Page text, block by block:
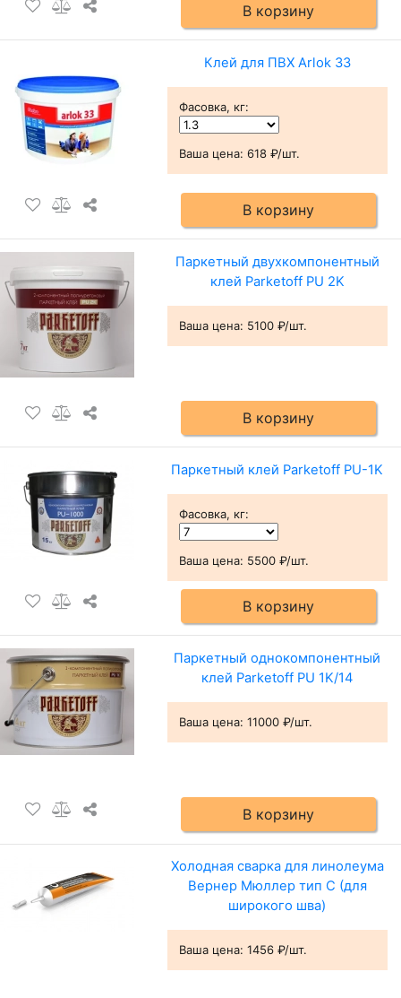
В корзину
Клей для ПВХ Arlok 33
Фасовка, кг:
Ваша цена: 618 ₽/шт.
В корзину
Паркетный двухкомпонентный
клей Parketoff PU 2K
Ваша цена: 5100 ₽/шт.
В корзину
Паркетный клей Parketoff PU-1K
Фасовка, кг:
Ваша цена: 5500 ₽/шт.
В корзину
Паркетный однокомпонентный
клей Parketoff PU 1K/14
Ваша цена: 11000 ₽/шт.
В корзину
Холодная сварка для линолеума
Вернер Мюллер тип C (для
широкого шва)
Ваша цена: 1456 ₽/шт.